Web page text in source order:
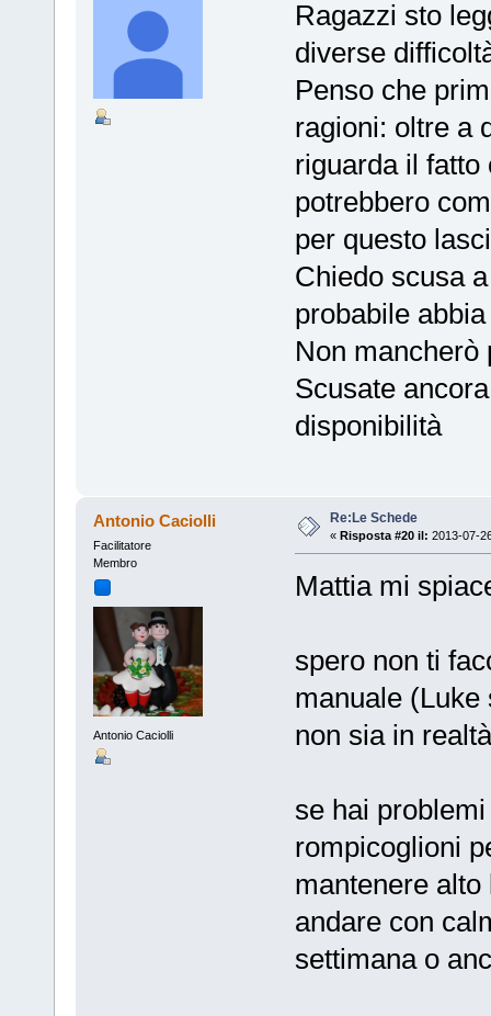
Ragazzi sto
diverse
Penso che
ragioni: oltre a
riguarda il
potrebbero
per questo
Chiedo scusa
probabile
Non mancherò
Scusate
disponibilità
Antonio Caciolli
Facilitatore
Membro
Antonio Caciolli
Re:Le Schede
« Risposta #20 il: 2013-07-
Mattia mi
spero non ti
manuale
non sia in
se hai
rompicoglioni
mantenere
andare con
settimana o